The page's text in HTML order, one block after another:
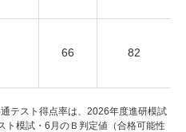
66 82
テスト得点率は、2026年度進研模試
ト模試・6月のＢ判定値（合格可能性